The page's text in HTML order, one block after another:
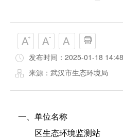
发布时间：2025-01-18 14:48
来源：武汉市生态环境局
一、单位名称
区生态环境监测站